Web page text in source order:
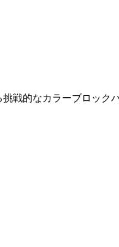
戦的なカラーブロッ